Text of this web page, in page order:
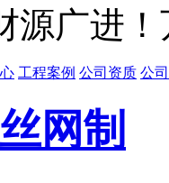
源广进
工程案例 公司资质 公